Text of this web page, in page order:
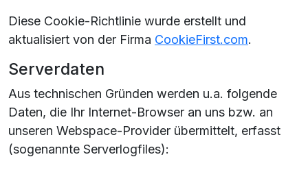
Diese Cookie-Richtlinie wurde erstellt und
aktualisiert von der Firma CookieFirst.com.
Serverdaten
Aus technischen Gründen werden u.a. folgende
Daten, die Ihr Internet-Browser an uns bzw. an
unseren Webspace-Provider übermittelt, erfasst
(sogenannte Serverlogfiles):